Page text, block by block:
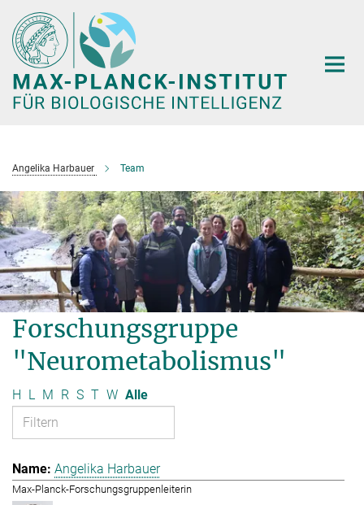
Hauptinhalt
Angelika Harbauer Team
Forschungsgruppe
"Neurometabolismus"
H L M R S T W Alle
Angelika Harbauer
Max-Planck-Forschungsgruppenleiterin